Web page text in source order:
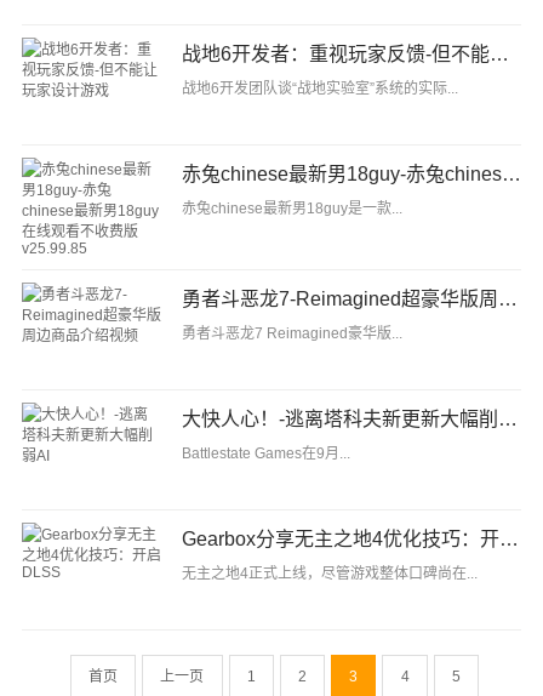
战地6开发者：重视玩家反馈-但不能让玩家设计游戏
战地6开发团队谈“战地实验室”系统的实际...
赤兔chinese最新男18guy-赤兔chinese最新男18guy在线观看不收费版v25.99.85
赤兔chinese最新男18guy是一款...
勇者斗恶龙7-Reimagined超豪华版周边商品介绍视频
勇者斗恶龙7 Reimagined豪华版...
大快人心！-逃离塔科夫新更新大幅削弱AI
Battlestate Games在9月...
Gearbox分享无主之地4优化技巧：开启DLSS
无主之地4正式上线，尽管游戏整体口碑尚在...
首页 上一页 1 2 3 4 5